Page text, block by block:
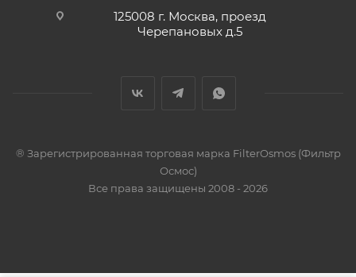
125008 г. Москва, проезд
Черепановых д.5
® Зарегистрированная торговая марка FilterOsmos (Фильтр
Осмос)
Все права защищены 2008 - 2026